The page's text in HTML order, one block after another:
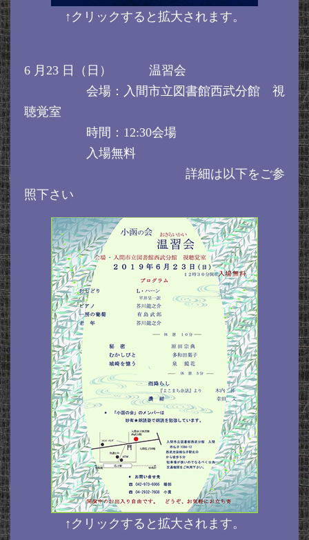
↑クリックすると拡大されます。
6 月23 日（日） 温習会
会場：入間市立図書館西武分館 視
聴覚室
時間：12:30会場
入場無料
詳細は以下をご参
照下さい
↑クリックすると拡大されます。